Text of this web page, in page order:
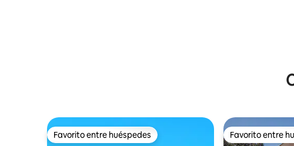
Favorito entre huéspedes
Favorito entre huéspedes Favorito entre
Favorito entre